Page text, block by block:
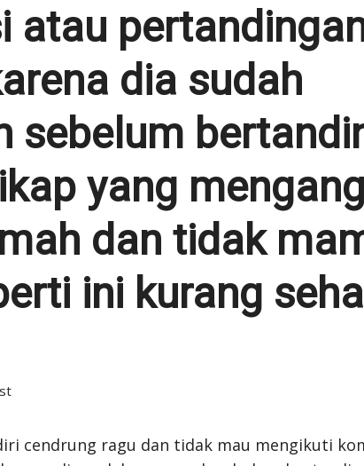
atau
dia sudah
sebelum
yang
dan tidak
ini kurang